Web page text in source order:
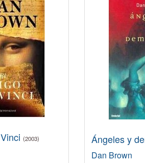
(2003) Ángeles y
Dan Brown